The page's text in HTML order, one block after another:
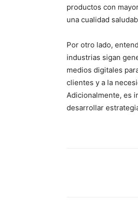
productos con
una cualidad
Por otro lado,
industrias sigan
medios digitales
clientes y a la
Adicionalmente, es
desarrollar